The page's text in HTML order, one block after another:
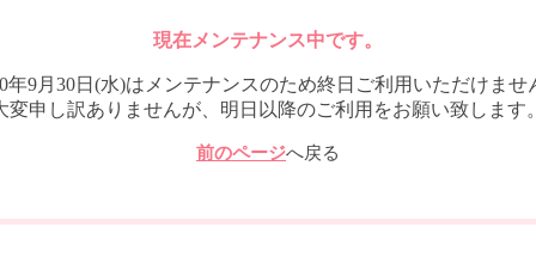
現在メンテナンス中です。
年9月30日(水)はメンテナンスのため終日ご利用いただけませ
変申し訳ありませんが、明日以降のご利用をお願い致します
前のページへ戻る